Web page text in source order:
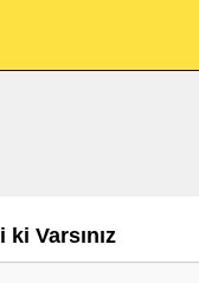
ki Varsınız